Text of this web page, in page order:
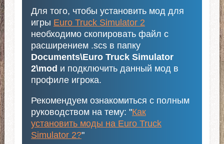
Для того, чтобы установить мод для
игры Euro Truck Simulator 2
необходимо скопировать файл с
расширением .scs в папку
Documents\Euro Truck Simulator
2\mod и подключить данный мод в
профиле игрока.
Рекомендуем ознакомиться с полным
руководством на тему: "Как
установить моды на Euro Truck
Simulator 2?"